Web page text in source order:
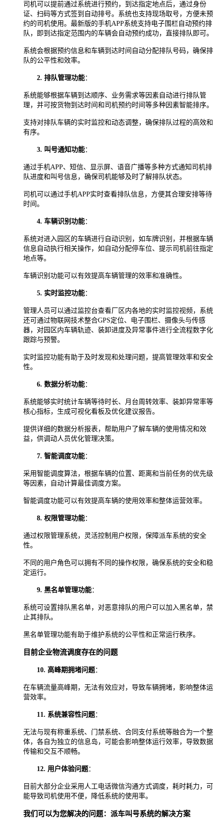
司机可以提前通过系统进行预约，到达指定地点后，通过身份
证、扫码等方式签到自动排号。系统也支持现场取号，方便未预
约的司机使用。最新版的手机APP系统支持电子围栏自动预约排
队，即到达指定范围内的车辆会自动预约成功，直接排队即可。
系统会根据预约信息和车辆到达时间自动分配排队号码，确保排
队的公平性和效率。
2. 排队管理功能：
系统能够根据车辆到达顺序、业务需求等因素自动进行排队管
理，并可按货物到达时间和司机预约时间等多种因素智能排序。
支持对排队车辆的实时监控和动态调整，确保排队过程的高效和
有序。
3. 叫号通知功能：
通过手机APP、短信、显示屏、语音广播等多种方式通知司机排
队进度和叫号信息，确保司机能够及时了解排队状态。
司机可以通过手机APP实时查看排队信息，方便其合理安排等待
时间。
4. 车辆识别功能：
系统对进入园区的车辆进行自动识别，如车牌识别，并根据车辆
信息自动执行相关操作，如自动分配停车位、提示司机前往指定
地点等。
车辆识别功能可以有效提高车辆管理的效率和准确性。
5. 实时监控功能：
管理人员可以通过监控台查看厂区内各地的实时监控视频，系统
还可通过物联网技术整合GPS定位、电子围栏、摄像头与传感
器，对园区内车辆轨迹、装卸进度及异常事件进行全流程数字化
跟踪与预警。
实时监控功能有助于及时发现和处理问题，提高管理效率和安全
性。
6. 数据分析功能：
系统能够实时统计车辆等待时长、月台周转效率、装卸异常率等
核心指标，生成可视化看板及优化建议报告。
提供详细的数据分析报表，帮助用户了解车辆的使用情况和效
益，供调动人员优化管理决策。
7. 智能调度功能：
采用智能调度算法，根据车辆的位置、距离和当前任务的优先级
等因素，自动计算最佳调度方案。
智能调度功能可以有效提高车辆的使用效率和整体运营效率。
8. 权限管理功能：
通过权限管理系统，灵活控制用户权限，保障派车系统的安全
性。
不同的用户角色可以拥有不同的操作权限，确保系统的安全和稳
定运行。
9. 黑名单管理功能：
系统可设置排队黑名单，对恶意排队的用户可以加入黑名单，禁
止其排队。
黑名单管理功能有助于维护系统的公平性和正常运行秩序。
目前企业物流调度存在的问题
10. 高峰期拥堵问题：
在车辆流量高峰期，无法有效应对，导致车辆拥堵，影响整体运
营效率。
11. 系统兼容性问题：
无法与现有称重系统、门禁系统、合同支付系统等融合为一个整
体，各自为独立的信息岛，可能会影响整体运行效率，导致数据
传输和交互不顺畅。
12. 用户体验问题：
目前大部分企业采用人工电话微信沟通方式调度，耗时耗力，可
能导致司机使用不便，降低系统的使用率。
我们可以为您解决的问题：派车叫号系统的解决方案